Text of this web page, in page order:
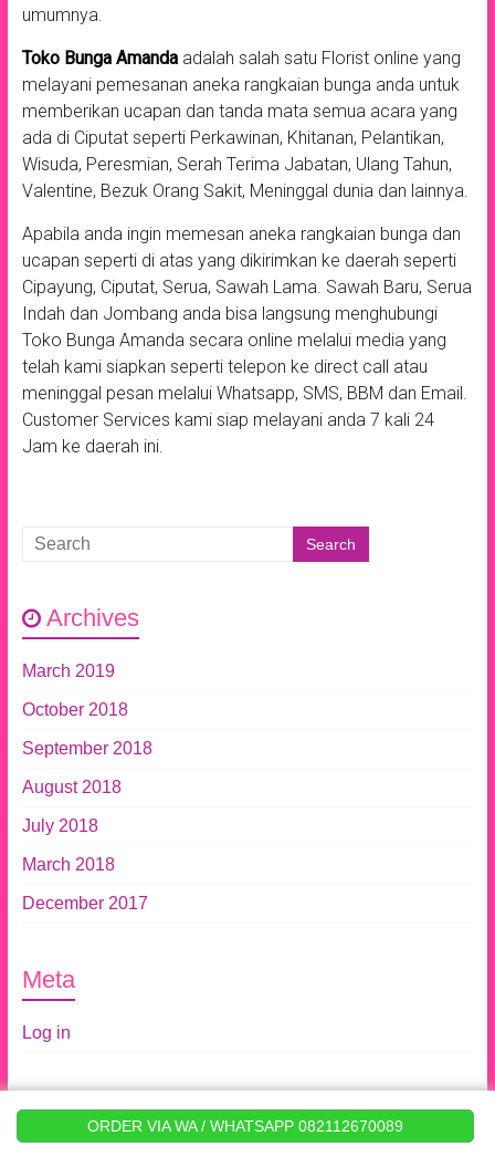
ORDER VIA WA / WHATSAPP 082112670089
umumnya.
Toko Bunga Amandaadalah salah satu Florist online yang
melayani pemesanan aneka rangkaian bunga anda untuk
memberikan ucapan dan tanda mata semua acara yang
ada di Ciputat seperti Perkawinan, Khitanan, Pelantikan,
Wisuda, Peresmian, Serah Terima Jabatan, Ulang Tahun,
Valentine, Bezuk Orang Sakit, Meninggal dunia dan lainnya.
Apabila anda ingin memesan aneka rangkaian bunga dan
ucapan seperti di atas yang dikirimkan ke daerah seperti
Cipayung, Ciputat, Serua, Sawah Lama. Sawah Baru, Serua
Indah dan Jombang anda bisa langsung menghubungi
Toko Bunga Amanda secara online melalui media yang
telah kami siapkan seperti telepon ke direct call atau
meninggal pesan melalui Whatsapp, SMS, BBM dan Email.
Customer Services kami siap melayani anda 7 kali 24
Jam ke daerah ini.
Archives
March 2019
October 2018
September 2018
August 2018
July 2018
March 2018
December 2017
Meta
Log in
Copyright © 2017toko Bunga Amanda.